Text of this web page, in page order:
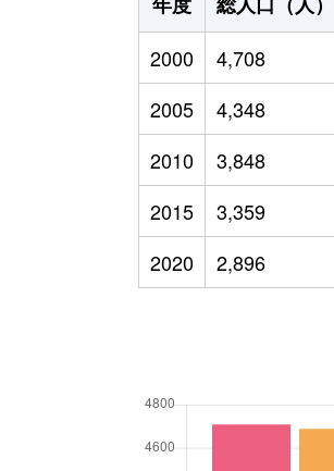
2000
4,708
2005
4,348
2010
3,848
2015
3,359
2020
2,896